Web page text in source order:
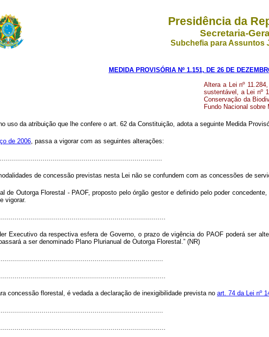
Presidência da
Secretaria-
Subchefia para Assuntos
MEDIDA PROVISÓRIA Nº 1.151, DE 26 DE
Altera a Lei nº
sustentável, a Lei nº
Conservação da
Fundo Nacional
uso da atribuição que lhe confere o art. 62 da Constituição, adota a seguinte Medida
de 2006, passa a vigorar com as seguintes alterações:
de concessão previstas nesta Lei não se confundem com as concessões de
de Outorga Florestal - PAOF, proposto pelo órgão gestor e definido pelo poder
vigorar.
Executivo da respectiva esfera de Governo, o prazo de vigência do PAOF poderá ser
a ser denominado Plano Plurianual de Outorga Florestal.” (NR)
concessão florestal, é vedada a declaração de inexigibilidade prevista no art. 74 da Lei nº